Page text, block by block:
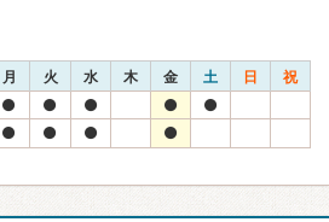
月 火 水 木 金 土 日 祝